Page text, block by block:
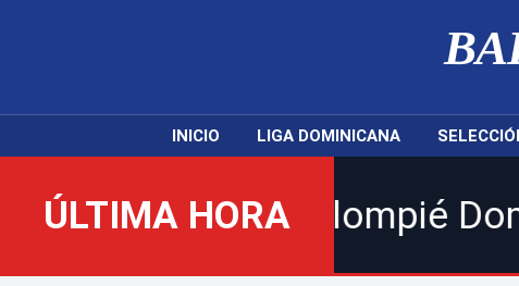
INICIO LIGA DOMINICANA
ÚLTIMA HORA
Balompié